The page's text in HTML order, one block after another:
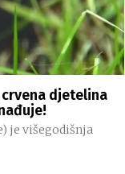
djetelina
je višegodišnja